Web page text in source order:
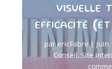
visuelle
efficacité
parericFabre|Juin
Conseil, Site